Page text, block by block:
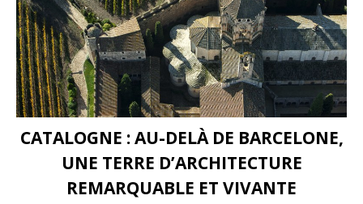
CATALOGNE : AU-DELÀ DE BARCELONE,
UNE TERRE D’ARCHITECTURE
REMARQUABLE ET VIVANTE